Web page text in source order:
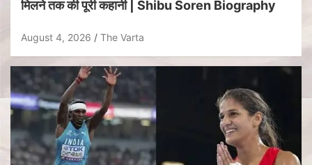
मिलने तक की पूरी कहानी | Shibu Soren Biography
August 4, 2026 The Varta